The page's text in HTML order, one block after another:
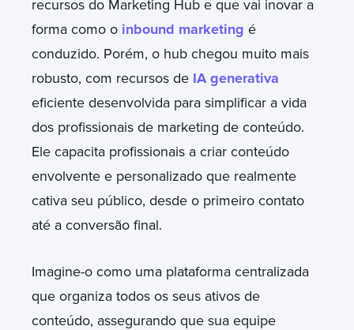
recursos do Marketing Hub e que vai inovar a
forma como o inbound marketing é
conduzido. Porém, o hub chegou muito mais
robusto, com recursos de IA generativa
eficiente desenvolvida para simplificar a vida
dos profissionais de marketing de conteúdo.
Ele capacita profissionais a criar conteúdo
envolvente e personalizado que realmente
cativa seu público, desde o primeiro contato
até a conversão final.
Imagine-o como uma plataforma centralizada
que organiza todos os seus ativos de
conteúdo, assegurando que sua equipe